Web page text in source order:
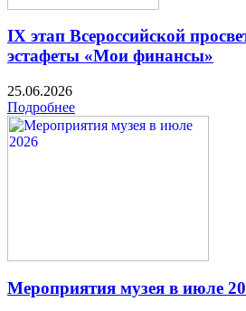
IX этап Всероссийской
эстафеты «Мои финансы»
25.06.2026
Подробнее
Мероприятия музея в июле